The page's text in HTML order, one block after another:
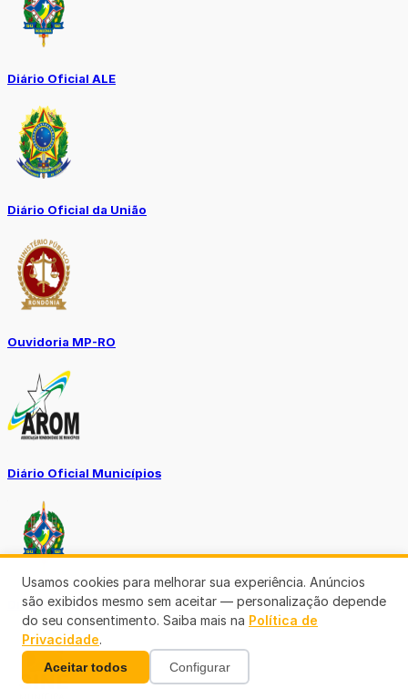
Diário Oficial ALE
Diário Oficial da União
Ouvidoria MP-RO
Diário Oficial Municípios
Diario Oficial Justiça
Usamos cookies para melhorar sua experiência. Anúncios
são exibidos mesmo sem aceitar — personalização depende
do seu consentimento. Saiba mais na Política de
Privacidade.
Aceitar todos Configurar